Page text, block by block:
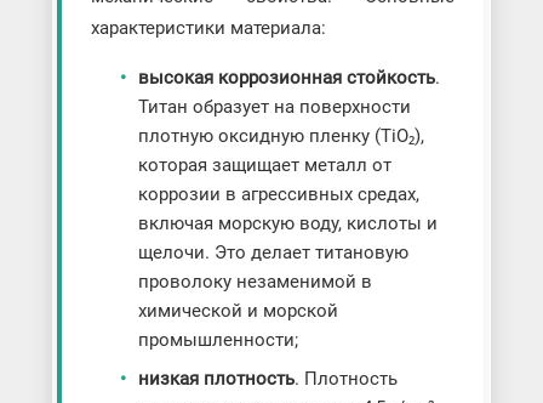
характеристики материала:
высокая коррозионная стойкость.
Титан образует на поверхности
плотную оксидную пленку (TiO₂),
которая защищает металл от
коррозии в агрессивных средах,
включая морскую воду, кислоты и
щелочи. Это делает титановую
проволоку незаменимой в
химической и морской
промышленности;
низкая плотность. Плотность